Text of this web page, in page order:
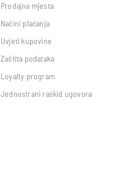
Prodajna mjesta
Načini plaćanja
Uvjeti kupovine
Zaštita podataka
Loyalty program
Jednostrani raskid ugovora